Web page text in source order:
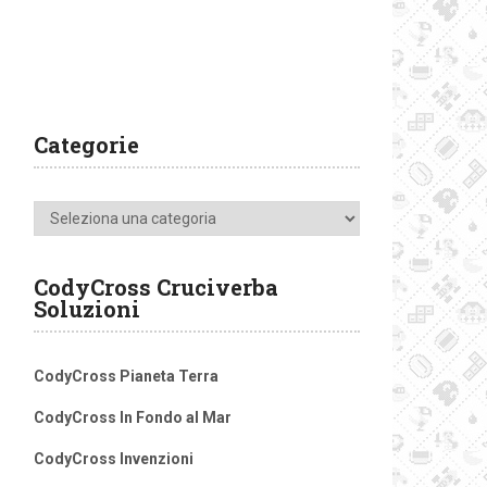
Categorie
Categorie
CodyCross Cruciverba
Soluzioni
CodyCross Pianeta Terra
CodyCross In Fondo al Mar
CodyCross Invenzioni